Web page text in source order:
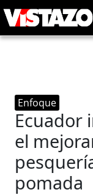
Enfoque
Ecuador
el
pomada